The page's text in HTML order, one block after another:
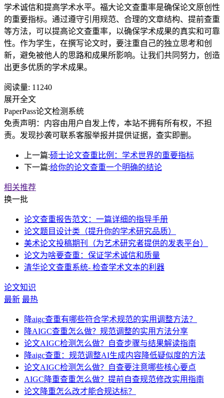
学术诚信和提高学术水平。福大论文查重率是确保论文原创性
的重要指标。通过遵守引用规范、合理的文章结构、提前查重
等方法，可以提高论文查重率，以确保学术成果的真实和可靠
性。作为学生，在撰写论文时，要注重自己的独立思考和创
新，避免被他人的思路和成果所影响。让我们共同努力，创造
出更多优质的学术成果。
阅读量: 11240
展开全文
PaperPass论文检测系统
免责声明：内容由用户自发上传，本站不拥有所有权，不担
责。发现抄袭可联系客服举报并提供证据，查实即删。
上一篇:硕士论文查重比例：学术世界的重要指标
下一篇:给你的论文查重一个明确的结论
相关推荐
换一批
论文查重报告范文：一篇详细的指导手册
论文题目设计类（提升你的学术研究品质）
美术论文投稿期刊（为艺术研究者提供的发表平台）
论文为啥要查重：保证学术诚信和质量
清华论文查重系统- 检查学术文本的利器
论文知识
最新 最热
降aigc查重有哪些符合学术规范的实用调整方法？
降AIGC查重怎么做？规范调整的实用方法分享
论文AIGC检测怎么做？自查步骤与结果解读指南
降aigc查重：规范调整AI生成内容降低疑似度的方法
论文AIGC检测怎么做？自查要注意哪些核心要点
AIGC降重查重怎么做？提前自查规范修改实用指南
论文降重怎么改才能合规达标？